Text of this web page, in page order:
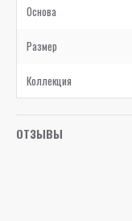
Основа
Размер
Коллекция
ОТЗЫВЫ